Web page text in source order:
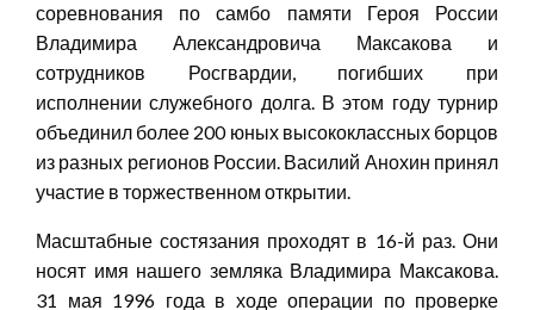
соревнования по самбо памяти Героя России
Владимира Александровича Максакова и
сотрудников Росгвардии, погибших при
исполнении служебного долга. В этом году турнир
объединил более 200 юных высококлассных борцов
из разных регионов России. Василий Анохин принял
участие в торжественном открытии.
Масштабные состязания проходят в 16-й раз. Они
носят имя нашего земляка Владимира Максакова.
31 мая 1996 года в ходе операции по проверке